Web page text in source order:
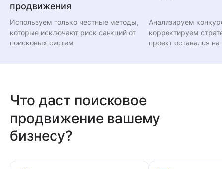
продвижения
Используем только честные методы,
которые исключают риск санкций от
поисковых систем
Анализируем
корректируем
проект оставался
Что даст поисковое
продвижение вашему
бизнесу?